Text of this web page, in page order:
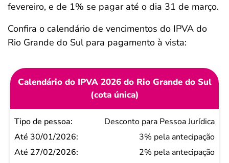
fevereiro, e de 1% se pagar até o dia 31 de março.
Confira o calendário de vencimentos do IPVA do
Rio Grande do Sul para pagamento à vista:
Calendário do IPVA 2026 do Rio Grande do Sul
(cota única)
Tipo
de
pessoa
Desconto para Pessoa Jurídica
3% pela antecipação
2% pela antecipação